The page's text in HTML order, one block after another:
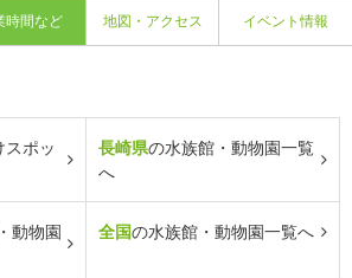
時間など 地図・アクセス イベント情報
スポッ
長崎県の水族館・動物園一覧
へ
動物園
全国の水族館・動物園一覧へ